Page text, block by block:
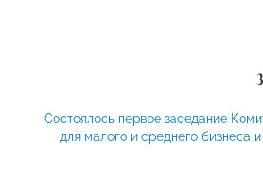
Состоялось первое заседание
для малого и среднего бизнеса